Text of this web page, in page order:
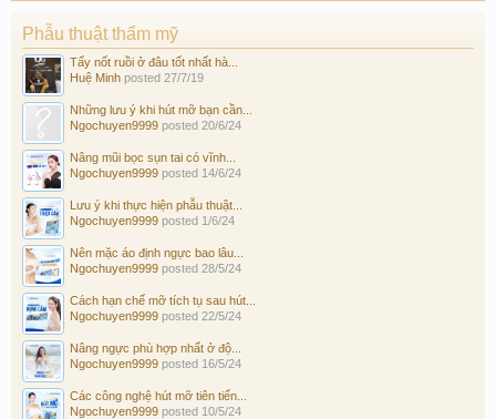
Phẫu thuật thẩm mỹ
Tẩy nốt ruồi ở đâu tốt nhất hà...
Huệ Minh posted 27/7/19
Những lưu ý khi hút mỡ bạn cần...
Ngochuyen9999 posted 20/6/24
Nâng mũi bọc sụn tai có vĩnh...
Ngochuyen9999 posted 14/6/24
Lưu ý khi thực hiện phẫu thuật...
Ngochuyen9999 posted 1/6/24
Nên mặc áo định ngực bao lâu...
Ngochuyen9999 posted 28/5/24
Cách hạn chế mỡ tích tụ sau hút...
Ngochuyen9999 posted 22/5/24
Nâng ngực phù hợp nhất ở độ...
Ngochuyen9999 posted 16/5/24
Các công nghệ hút mỡ tiên tiến...
Ngochuyen9999 posted 10/5/24